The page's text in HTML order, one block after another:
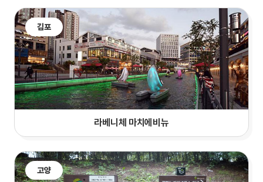
김포
라베니체 마치에비뉴
고양